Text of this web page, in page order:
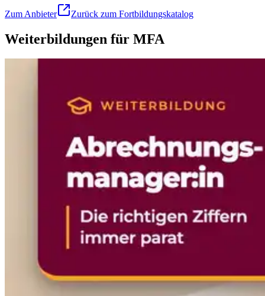
Zum Anbieter Zurück zum Fortbildungskatalog
Weiterbildungen für MFA